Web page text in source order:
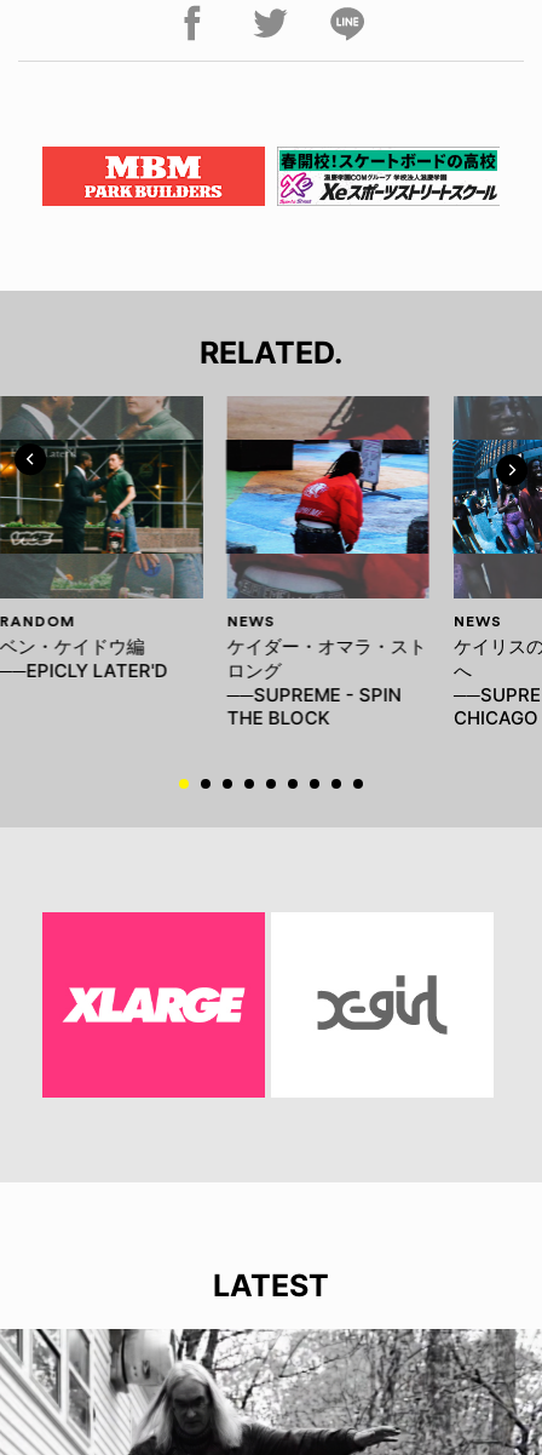
RELATED.
RANDOM
ベン・ケイドウ編
──EPICLY LATER'D
NEWS
ケイダー・オマラ・スト
ロング
──SUPREME - SPIN
THE BLOCK
NEWS
ケイリス
へ
CHICAGO
LATEST